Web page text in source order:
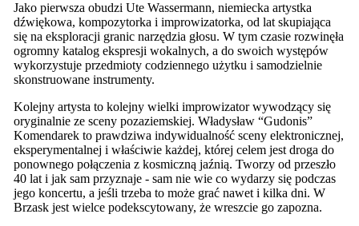
Jako pierwsza obudzi Ute Wassermann, niemiecka artystka
dźwiękowa, kompozytorka i improwizatorka, od lat skupiająca
się na eksploracji granic narzędzia głosu. W tym czasie rozwinęła
ogromny katalog ekspresji wokalnych, a do swoich występów
wykorzystuje przedmioty codziennego użytku i samodzielnie
skonstruowane instrumenty.
Kolejny artysta to kolejny wielki improwizator wywodzący się
oryginalnie ze sceny pozaziemskiej. Władysław “Gudonis”
Komendarek to prawdziwa indywidualność sceny elektronicznej,
eksperymentalnej i właściwie każdej, której celem jest droga do
ponownego połączenia z kosmiczną jaźnią. Tworzy od przeszło
40 lat i jak sam przyznaje - sam nie wie co wydarzy się podczas
jego koncertu, a jeśli trzeba to może grać nawet i kilka dni. W
Brzask jest wielce podekscytowany, że wreszcie go zapozna.